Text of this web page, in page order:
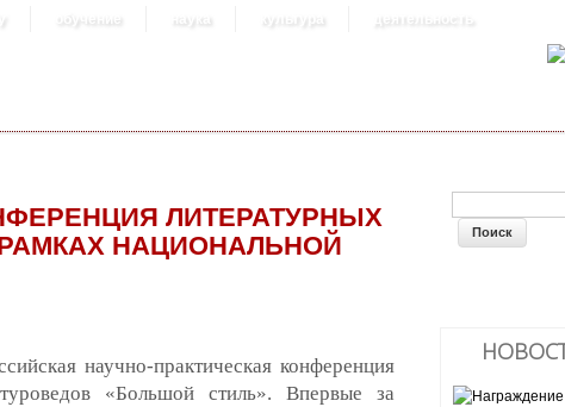
обучение наука культура деятельность
ЛИТЕРАТУРНЫХ
НАЦИОНАЛЬНОЙ
научно-практическая конференция
«Большой стиль». Впервые за
ФОРМА